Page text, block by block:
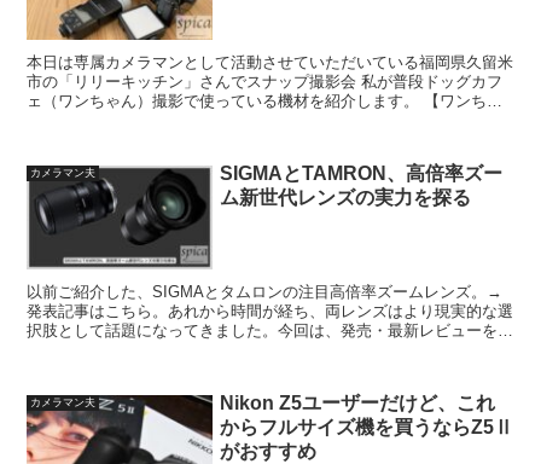
本日は専属カメラマンとして活動させていただいている福岡県久留米
市の「リリーキッチン」さんでスナップ撮影会 私が普段ドッグカフ
ェ（ワンちゃん）撮影で使っている機材を紹介します。 【ワンちゃ
カメラマン夫
SIGMAとTAMRON、高倍率ズー
ム新世代レンズの実力を探る
以前ご紹介した、SIGMAとタムロンの注目高倍率ズームレンズ。→
発表記事はこちら。あれから時間が経ち、両レンズはより現実的な選
択肢として話題になってきました。今回は、発売・最新レビューを踏
カメラマン夫
Nikon Z5ユーザーだけど、これ
からフルサイズ機を買うならZ5Ⅱ
がおすすめ